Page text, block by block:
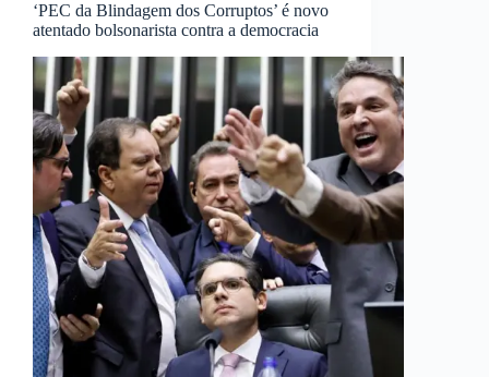
‘PEC da Blindagem dos Corruptos’ é novo
atentado bolsonarista contra a democracia